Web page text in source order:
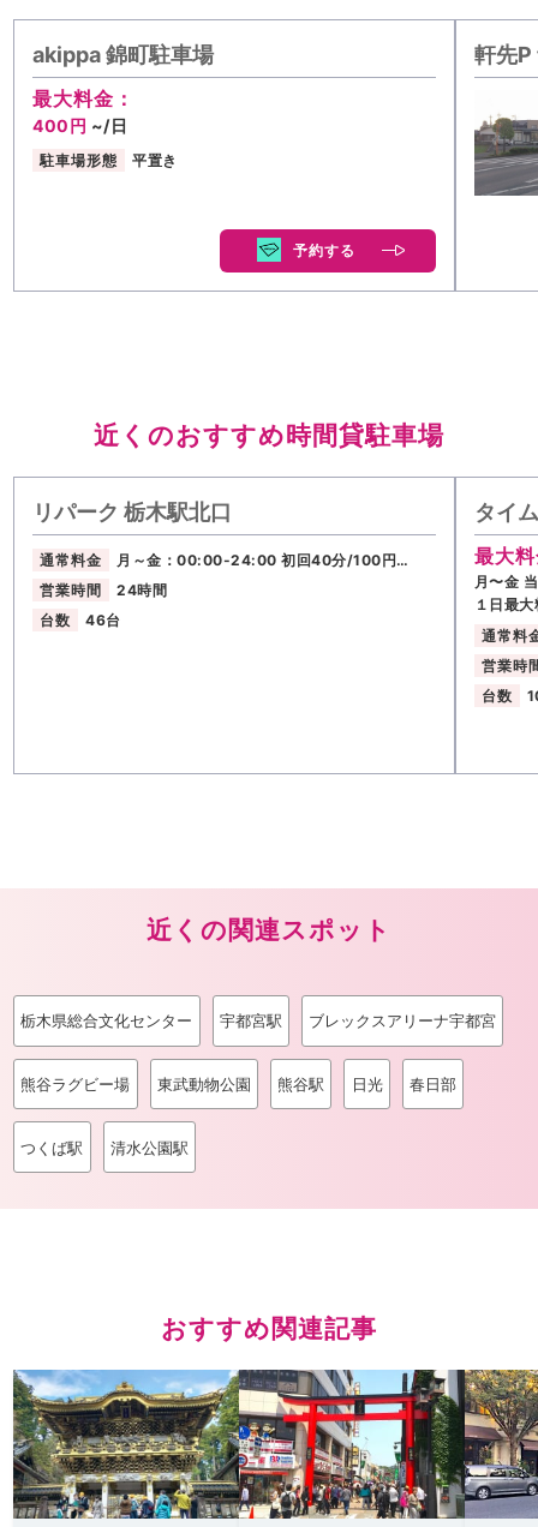
akippa 錦町駐車場
最大料金：
400円 ~/日
駐車場形態 平置き
予約する
軒先P
近くのおすすめ時間貸駐車場
リパーク 栃木駅北口
通常料金
月～金：00:00-24:00 初回40分/100円…
営業時間
24時間
台数
46台
タイ
最大
月〜金
１日最
通常料
営業時
台数
近くの関連スポット
栃木県総合文化センター 宇都宮駅 ブレックスアリーナ宇都宮
熊谷ラグビー場 東武動物公園 熊谷駅 日光 春日部
つくば駅 清水公園駅
おすすめ関連記事